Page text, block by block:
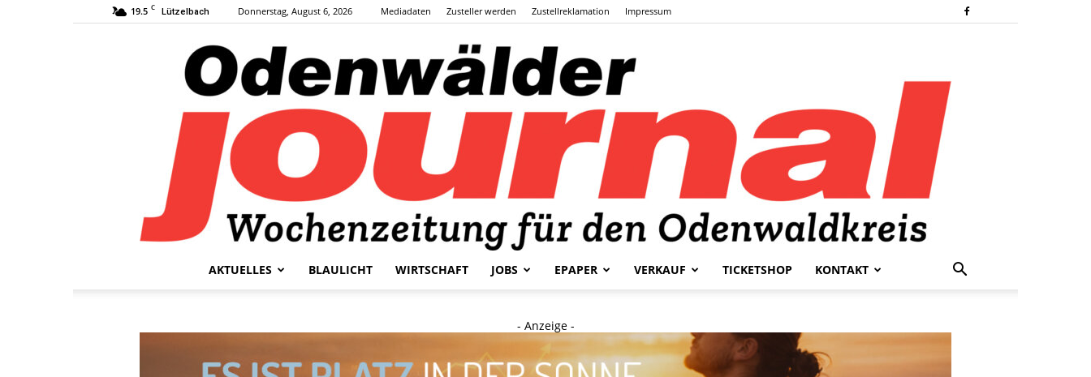
19.5 C Lützelbach Donnerstag, August 6, 2026 Mediadaten Zusteller werden Zustellreklamation Impressum
AKTUELLES BLAULICHT WIRTSCHAFT JOBS EPAPER VERKAUF TICKETSHOP KONTAKT
- Anzeige -